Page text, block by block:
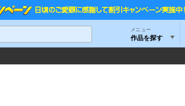
メニュー
作品を探す